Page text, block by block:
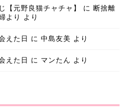
【元野良猫チャチャ】 に 断捨離
より
より
えた日 に 中島友美 より
えた日 に マンたん より